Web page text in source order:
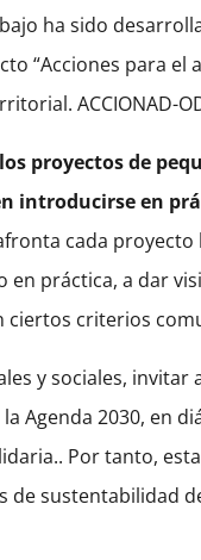
ha sido
“Acciones para el
ACCIONAD-
proyectos de
introducirse en
cada
práctica, a dar
ciertos criterios
y sociales,
Agenda 2030, en
Por tanto,
sustentabilidad